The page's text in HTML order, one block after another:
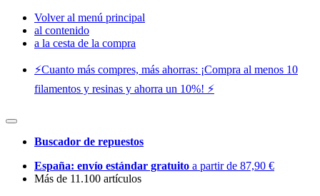
Volver al menú principal
al contenido
a la cesta de la compra
⚡️Cuanto más compres, más ahorras: ¡Compra al menos 10
filamentos y resinas y ahorra un 10%! ⚡️
Buscador de repuestos
España: envío estándar gratuito a partir de 87,90 €
Más de 11.100 artículos